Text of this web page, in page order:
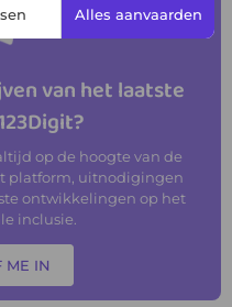
van het laatste
op de hoogte van de
platform, uitnodigingen
ontwikkelingen op het
inclusie.
ME IN
Alles aanvaarden